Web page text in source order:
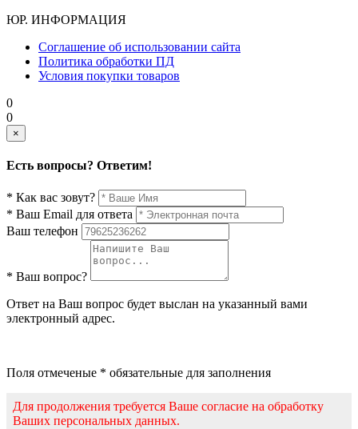
ЮР. ИНФОРМАЦИЯ
Соглашение об использовании сайта
Политика обработки ПД
Условия покупки товаров
0
0
×
Есть вопросы? Ответим!
* Как вас зовут?
* Ваш Email для ответа
Ваш телефон
* Ваш вопрос?
Ответ на Ваш вопрос будет выслан на указанный вами
электронный адрес.
Поля отмеченые * обязательные для заполнения
Для продолжения требуется Ваше согласие на обработку
Ваших персональных данных.